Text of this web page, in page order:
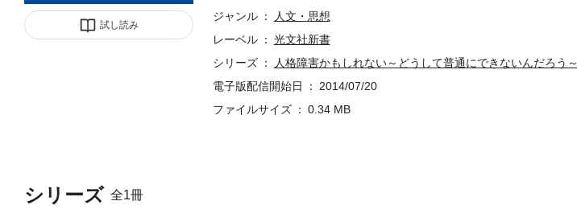
試し読み
シリーズ 全1冊
ジャンル
人文・思想
レーベル
光文社新書
シリーズ
人格障害かもしれない～どうして普通にできないんだろう～
電子版配信開始日
2014/07/20
ファイルサイズ
0.34 MB